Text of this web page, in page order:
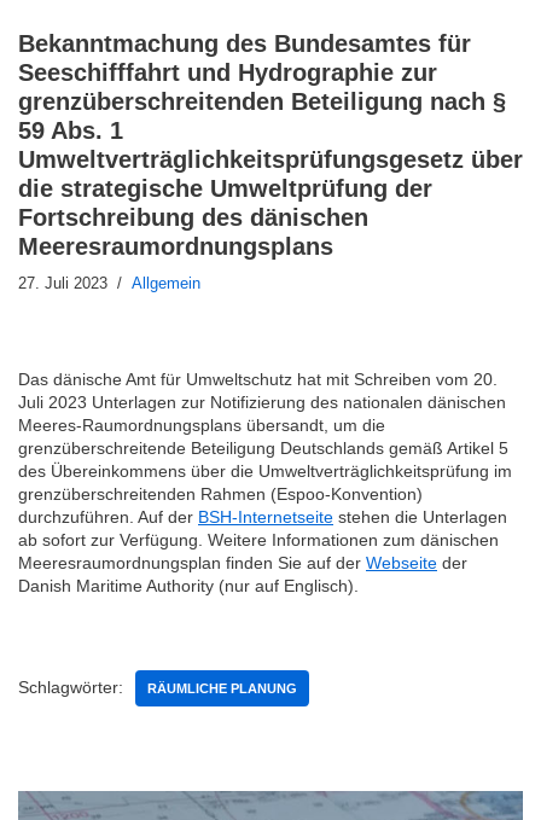
Bekanntmachung des Bundesamtes für
Seeschifffahrt und Hydrographie zur
grenzüberschreitenden Beteiligung nach §
59 Abs. 1
Umweltverträglichkeitsprüfungsgesetz über
die strategische Umweltprüfung der
Fortschreibung des dänischen
Meeresraumordnungsplans
27. Juli 2023 Allgemein
Das dänische Amt für Umweltschutz hat mit Schreiben vom 20.
Juli 2023 Unterlagen zur Notifizierung des nationalen dänischen
Meeres-Raumordnungsplans übersandt, um die
grenzüberschreitende Beteiligung Deutschlands gemäß Artikel 5
des Übereinkommens über die Umweltverträglichkeitsprüfung im
grenzüberschreitenden Rahmen (Espoo-Konvention)
durchzuführen. Auf der BSH-Internetseite stehen die Unterlagen
ab sofort zur Verfügung. Weitere Informationen zum dänischen
Meeresraumordnungsplan finden Sie auf der Webseite der
Danish Maritime Authority (nur auf Englisch).
Schlagwörter: RÄUMLICHE PLANUNG